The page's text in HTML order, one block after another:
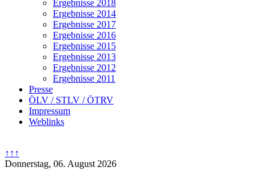
Ergebnisse 2018
Ergebnisse 2014
Ergebnisse 2017
Ergebnisse 2016
Ergebnisse 2015
Ergebnisse 2013
Ergebnisse 2012
Ergebnisse 2011
Presse
ÖLV / STLV / ÖTRV
Impressum
Weblinks
↑↑↑
Donnerstag, 06. August 2026